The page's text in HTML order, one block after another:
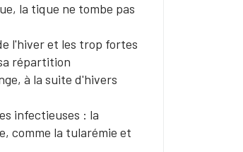
la tique ne tombe pas
l'hiver et les trop fortes
répartition
à la suite d'hivers
infectieuses : la
comme la tularémie et